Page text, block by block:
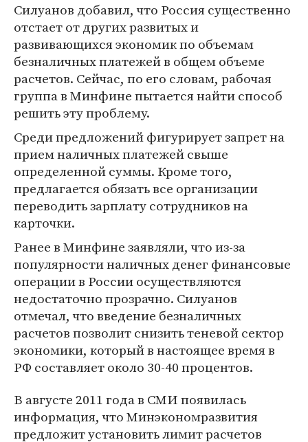
Силуанов добавил, что Россия существенно
отстает от других развитых и
развивающихся экономик по объемам
безналичных платежей в общем объеме
расчетов. Сейчас, по его словам, рабочая
группа в Минфине пытается найти способ
решить эту проблему.
Среди предложений фигурирует запрет на
прием наличных платежей свыше
определенной суммы. Кроме того,
предлагается обязать все организации
переводить зарплату сотрудников на
карточки.
Ранее в Минфине заявляли, что из-за
популярности наличных денег финансовые
операции в России осуществляются
недостаточно прозрачно. Силуанов
отмечал, что введение безналичных
расчетов позволит снизить теневой сектор
экономики, который в настоящее время в
РФ составляет около 30-40 процентов.
В августе 2011 года в СМИ появилась
информация, что Минэкономразвития
предложит установить лимит расчетов